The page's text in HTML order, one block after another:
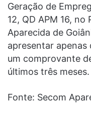
Geração de
12, QD APM 16, no
Aparecida de
apresentar
um comprovante
últimos três meses.
Fonte: Secom